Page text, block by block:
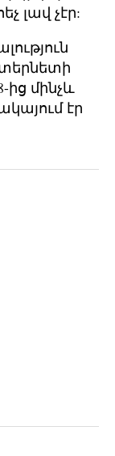
լավ չէր:
ից մինչև
էր